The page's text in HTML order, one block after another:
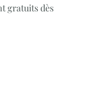
gratuits dès